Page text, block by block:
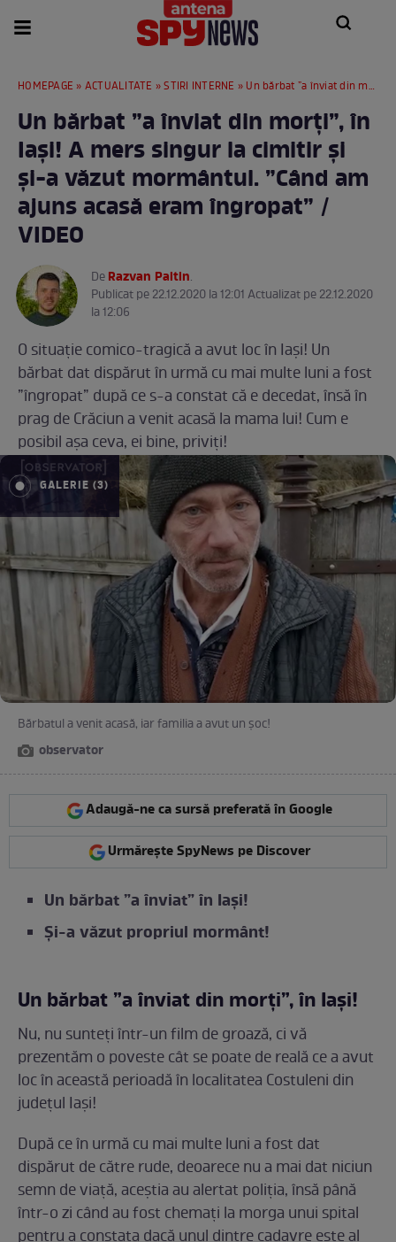
HOMEPAGE » ACTUALITATE »STIRI INTERNE » Un bărbat ”a înviat din morți”, în Iași! A mers singur la cimitir și și-a văzut mormântul. ”Când am ajuns acasă eram îngropat” / VIDEO
Un bărbat ”a înviat din morți”, în
Iași! A mers singur la cimitir și
și-a văzut mormântul. ”Când am
ajuns acasă eram îngropat” /
VIDEO
DeRazvan Paltin.
Publicat pe 22.12.2020 la 12:01 Actualizat pe 22.12.2020
la 12:06
O situație comico-tragică a avut loc în Iași! Un
bărbat dat dispărut în urmă cu mai multe luni a fost
”îngropat” după ce s-a constat că e decedat, însă în
prag de Crăciun a venit acasă la mama lui! Cum e
posibil așa ceva, ei bine, priviți!
GALERIE (3)
Bărbatul a venit acasă, iar familia a avut un șoc!
observator
Adaugă-ne ca sursă preferată în Google
Urmărește SpyNews pe Discover
Un bărbat ”a înviat” în Iași!
Și-a văzut propriul mormânt!
Un bărbat ”a înviat din morți”, în Iași!
Nu, nu sunteți într-un film de groază, ci vă
prezentăm o poveste cât se poate de reală ce a avut
loc în această perioadă în localitatea Costuleni din
județul Iași!
După ce în urmă cu mai multe luni a fost dat
dispărut de către rude, deoarece nu a mai dat niciun
semn de viață, aceștia au alertat poliția, însă până
într-o zi când au fost chemați la morga unui spital